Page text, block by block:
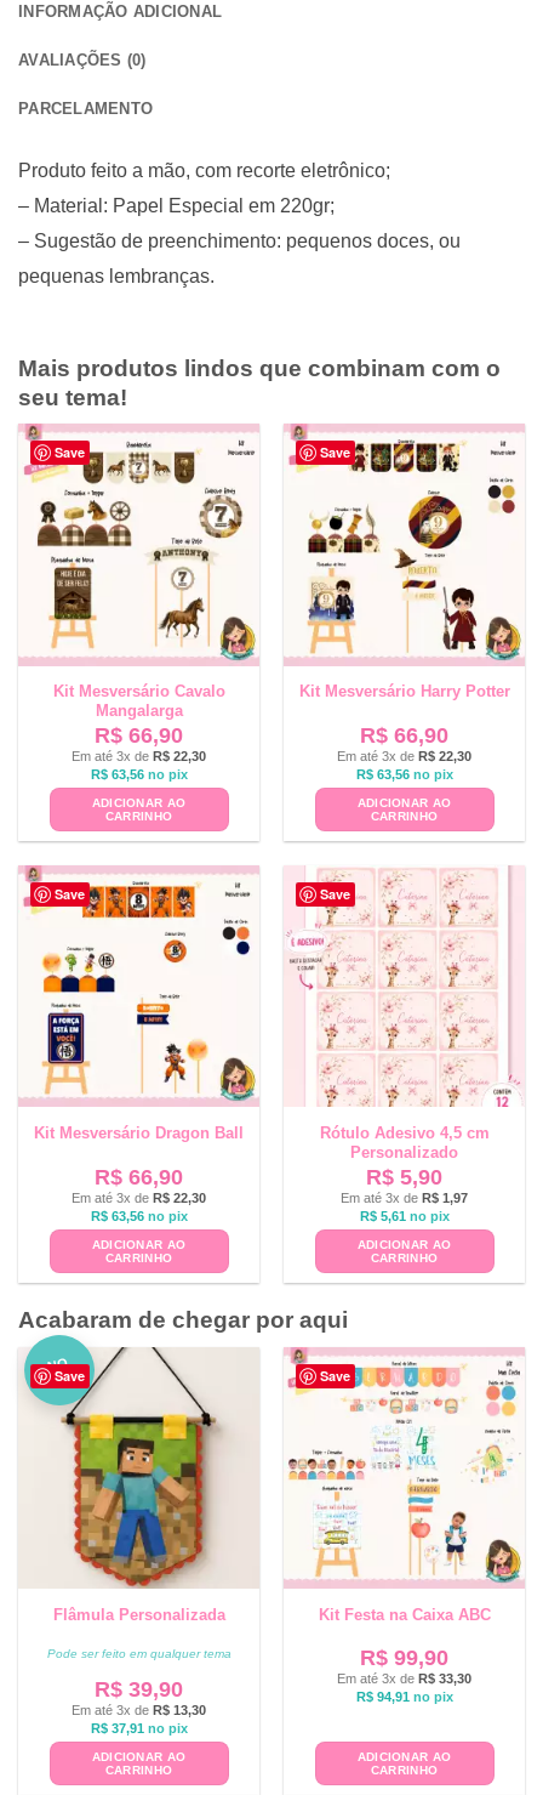
INFORMAÇÃO ADICIONAL
AVALIAÇÕES (0)
PARCELAMENTO
Produto feito a mão, com recorte eletrônico;
– Material: Papel Especial em 220gr;
– Sugestão de preenchimento: pequenos doces, ou
pequenas lembranças.
Mais produtos lindos que combinam com o
seu tema!
Save
Kit Mesversário Cavalo
Mangalarga
R$ 66,90
Em até 3x de R$ 22,30
R$63,56 no pix
ADICIONAR AO
CARRINHO
Save
Kit Mesversário Harry Potter
R$ 66,90
Em até 3x de R$ 22,30
R$63,56 no pix
ADICIONAR AO
CARRINHO
Save
Kit Mesversário Dragon Ball
R$ 66,90
Em até 3x de R$ 22,30
R$63,56 no pix
ADICIONAR AO
CARRINHO
Save
Rótulo Adesivo 4,5 cm
Personalizado
R$ 5,90
Em até 3x de R$ 1,97
R$5,61 no pix
ADICIONAR AO
CARRINHO
Acabaram de chegar por aqui
Save
NO
VO
Flâmula Personalizada
Pode ser feito em qualquer tema
R$ 39,90
Em até 3x de R$ 13,30
R$37,91 no pix
ADICIONAR AO
CARRINHO
Save
Kit Festa na Caixa ABC
R$ 99,90
Em até 3x de R$ 33,30
R$94,91 no pix
ADICIONAR AO
CARRINHO